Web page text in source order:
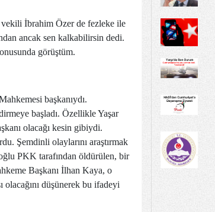
vekili İbrahim Özer de fezleke ile
ancak sen kalkabilirsin dedi.
görüştüm.
başkanıydı.
başladı. Özellikle Yaşar
olacağı kesin gibiydi.
Şemdinli olaylarını araştırmak
PKK tarafından öldürülen, bir
Başkanı İlhan Kaya, o
düşünerek bu ifadeyi